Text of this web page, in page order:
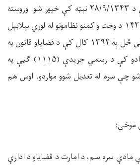
جریدې په (۱۷) ګڼه کې د ۲۸/۹/۱۳۴۳ نېټه کې خپور شو. وروسته
بیا په ۱۳۴۴، ۱۳۶۵ او ۱۴۲۰ د وخت واکمنو نظامونو له لوري بېلابېل
قوانین وضع شوي. ورستی ځل په ۱۳۹۲ کال کې د قضایاو قانون په
څلور څپرکیو او (۳۹) مادو کې د رسمي جریدې (۱۱۱۵) ګڼې په
خپور شو چې سره له تعدیل شوو مواردو، اوس هم
موخې:
مادې سره سم، د امارت د قضایاو د ادارې